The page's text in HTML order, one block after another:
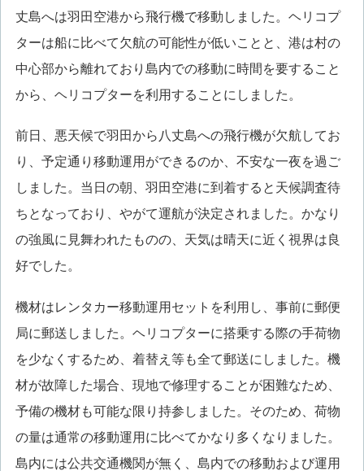
丈島へは羽田空港から飛行機で移動しました。ヘリコプ
ターは船に比べて欠航の可能性が低いことと、港は村の
中心部から離れており島内での移動に時間を要すること
から、ヘリコプターを利用することにしました。
前日、悪天候で羽田から八丈島への飛行機が欠航してお
り、予定通り移動運用ができるのか、不安な一夜を過ご
しました。当日の朝、羽田空港に到着すると天候調査待
ちとなっており、やがて運航が決定されました。かなり
の強風に見舞われたものの、天気は晴天に近く視界は良
好でした。
機材はレンタカー移動運用セットを利用し、事前に郵便
局に郵送しました。ヘリコプターに搭乗する際の手荷物
を少なくするため、着替え等も全て郵送にしました。機
材が故障した場合、現地で修理することが困難なため、
予備の機材も可能な限り持参しました。そのため、荷物
の量は通常の移動運用に比べてかなり多くなりました。
島内には公共交通機関が無く、島内での移動および運用